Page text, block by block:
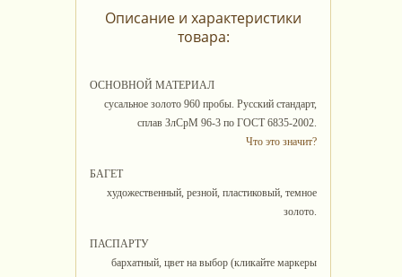
Описание и характеристики
товара:
ОСНОВНОЙ МАТЕРИАЛ
сусальное золото 960 пробы. Русский стандарт,
сплав ЗлСрМ 96-3 по ГОСТ 6835-2002.
Что это значит?
БАГЕТ
художественный, резной, пластиковый, темное
золото.
ПАСПАРТУ
бархатный, цвет на выбор (кликайте маркеры